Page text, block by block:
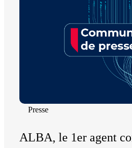
Presse
ALBA, le 1er agent